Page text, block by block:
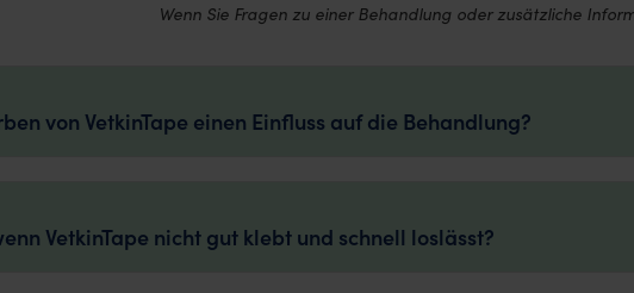
Wenn Sie Fragen zu einer Behandlung oder zusätzliche
von VetkinTape einen Einfluss auf die Behandlung?
VetkinTape nicht gut klebt und schnell loslässt?